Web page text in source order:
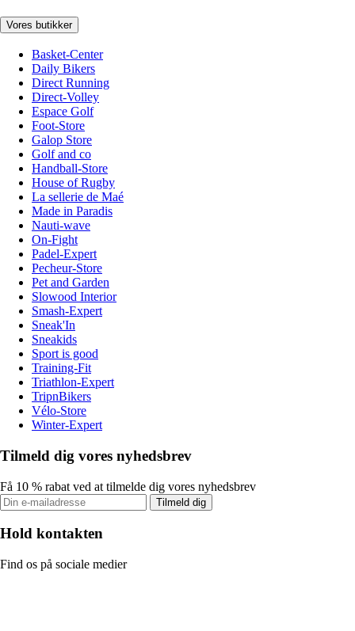
Vores butikker
Basket-Center
Daily Bikers
Direct Running
Direct-Volley
Espace Golf
Foot-Store
Galop Store
Golf and co
Handball-Store
House of Rugby
La sellerie de Maé
Made in Paradis
Nauti-wave
On-Fight
Padel-Expert
Pecheur-Store
Pet and Garden
Slowood Interior
Smash-Expert
Sneak'In
Sneakids
Sport is good
Training-Fit
Triathlon-Expert
TripnBikers
Vélo-Store
Winter-Expert
Tilmeld dig vores nyhedsbrev
Få 10 % rabat ved at tilmelde dig vores nyhedsbrev
Tilmeld dig
Hold kontakten
Find os på sociale medier